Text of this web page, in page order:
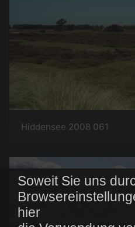
Soweit Sie uns
hier
Hiddensee 2008 061